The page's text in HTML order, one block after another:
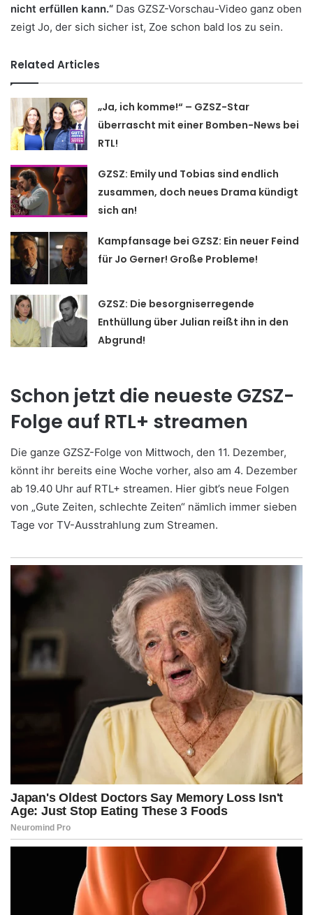
nicht erfüllen kann.“ Das GZSZ-Vorschau-Video ganz oben
zeigt Jo, der sich sicher ist, Zoe schon bald los zu sein.
Related Articles
„Ja, ich komme!“ – GZSZ-Star
überrascht mit einer Bomben-News bei
RTL!
GZSZ: Emily und Tobias sind endlich
zusammen, doch neues Drama kündigt
sich an!
Kampfansage bei GZSZ: Ein neuer Feind
für Jo Gerner! Große Probleme!
GZSZ: Die besorgniserregende
Enthüllung über Julian reißt ihn in den
Abgrund!
Schon jetzt die neueste GZSZ-
Folge auf RTL+ streamen
Die ganze GZSZ-Folge von Mittwoch, den 11. Dezember,
könnt ihr bereits eine Woche vorher, also am 4. Dezember
ab 19.40 Uhr auf RTL+ streamen. Hier gibt’s neue Folgen
von „Gute Zeiten, schlechte Zeiten“ nämlich immer sieben
Tage vor TV-Ausstrahlung zum Streamen.